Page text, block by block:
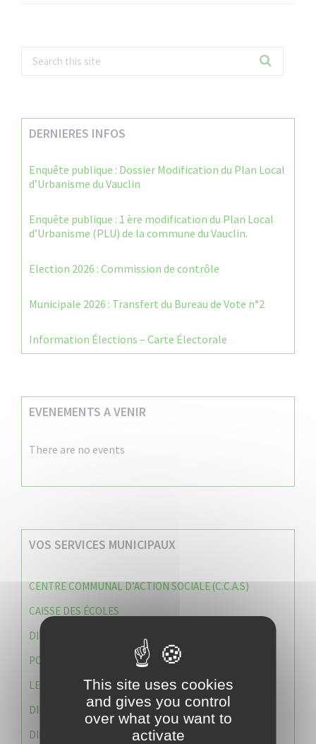
DERNIERES INFOS
Enquête publique : Dossier Modification du Plan Local
d’Urbanisme du Vauclin
Enquête publique : 1 ère modification du Plan Local
d’Urbanisme (PLU) de la commune du Vauclin.
Election 2026 : Commission de contrôle
Municipale 2026 : Transfert du Bureau de Vote n°2
Information Élections – Carte Électorale
EVENEMENTS A VENIR
There are no events
VOS SERVICES MUNICIPAUX
CENTRE COMMUNAL D’ACTION SOCIALE (C.C.A.S)
CAISSE DES ÉCOLES
DIRECTION DES SERVICES TECHNIQUES
POLICE MUNICIPALE
LE CABINET DU MAIRE
DIRECTION DES RESSOURCES ET MOYENS
DIRECTION DU DEVELLOPPEMENT URBAIN DURABL
This site uses cookies
and gives you control
over what you want to
activate